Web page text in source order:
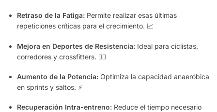
Retraso de la Fatiga: Permite realizar esas últimas
repeticiones críticas para el crecimiento. 📈
Mejora en Deportes de Resistencia: Ideal para ciclistas,
corredores y crossfitters. 🚴‍♂️
Aumento de la Potencia: Optimiza la capacidad anaeróbica
en sprints y saltos. ⚡
Recuperación Intra-entreno: Reduce el tiempo necesario